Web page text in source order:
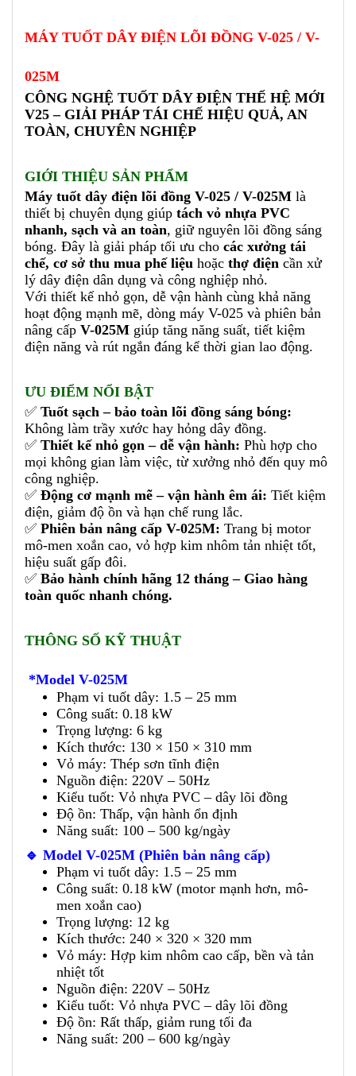
MÁY TUỐT DÂY ĐIỆN LÕI ĐỒNG V-025 / V-
025M
CÔNG NGHỆ TUỐT DÂY ĐIỆN THẾ HỆ MỚI
V25 – GIẢI PHÁP TÁI CHẾ HIỆU QUẢ, AN
TOÀN, CHUYÊN NGHIỆP
GIỚI THIỆU SẢN PHẨM
Máy tuốt dây điện lõi đồng V-025 / V-025M là
thiết bị chuyên dụng giúp tách vỏ nhựa PVC
nhanh, sạch và an toàn, giữ nguyên lõi đồng sáng
bóng. Đây là giải pháp tối ưu cho các xưởng tái
chế, cơ sở thu mua phế liệu hoặc thợ điện cần xử
lý dây điện dân dụng và công nghiệp nhỏ.
Với thiết kế nhỏ gọn, dễ vận hành cùng khả năng
hoạt động mạnh mẽ, dòng máy V-025 và phiên bản
nâng cấp V-025M giúp tăng năng suất, tiết kiệm
điện năng và rút ngắn đáng kể thời gian lao động.
ƯU ĐIỂM NỔI BẬT
✅ Tuốt sạch – bảo toàn lõi đồng sáng bóng:
Không làm trầy xước hay hỏng dây đồng.
✅ Thiết kế nhỏ gọn – dễ vận hành: Phù hợp cho
mọi không gian làm việc, từ xưởng nhỏ đến quy mô
công nghiệp.
✅ Động cơ mạnh mẽ – vận hành êm ái: Tiết kiệm
điện, giảm độ ồn và hạn chế rung lắc.
✅ Phiên bản nâng cấp V-025M: Trang bị motor
mô-men xoắn cao, vỏ hợp kim nhôm tản nhiệt tốt,
hiệu suất gấp đôi.
✅ Bảo hành chính hãng 12 tháng – Giao hàng
toàn quốc nhanh chóng.
THÔNG SỐ KỸ THUẬT
*Model V-025M
Phạm vi tuốt dây: 1.5 – 25 mm
Công suất: 0.18 kW
Trọng lượng: 6 kg
Kích thước: 130 × 150 × 310 mm
Vỏ máy: Thép sơn tĩnh điện
Nguồn điện: 220V – 50Hz
Kiểu tuốt: Vỏ nhựa PVC – dây lõi đồng
Độ ồn: Thấp, vận hành ổn định
Năng suất: 100 – 500 kg/ngày
🔹 Model V-025M (Phiên bản nâng cấp)
Phạm vi tuốt dây: 1.5 – 25 mm
Công suất: 0.18 kW (motor mạnh hơn, mô-
men xoắn cao)
Trọng lượng: 12 kg
Kích thước: 240 × 320 × 320 mm
Vỏ máy: Hợp kim nhôm cao cấp, bền và tản
nhiệt tốt
Nguồn điện: 220V – 50Hz
Kiểu tuốt: Vỏ nhựa PVC – dây lõi đồng
Độ ồn: Rất thấp, giảm rung tối đa
Năng suất: 200 – 600 kg/ngày